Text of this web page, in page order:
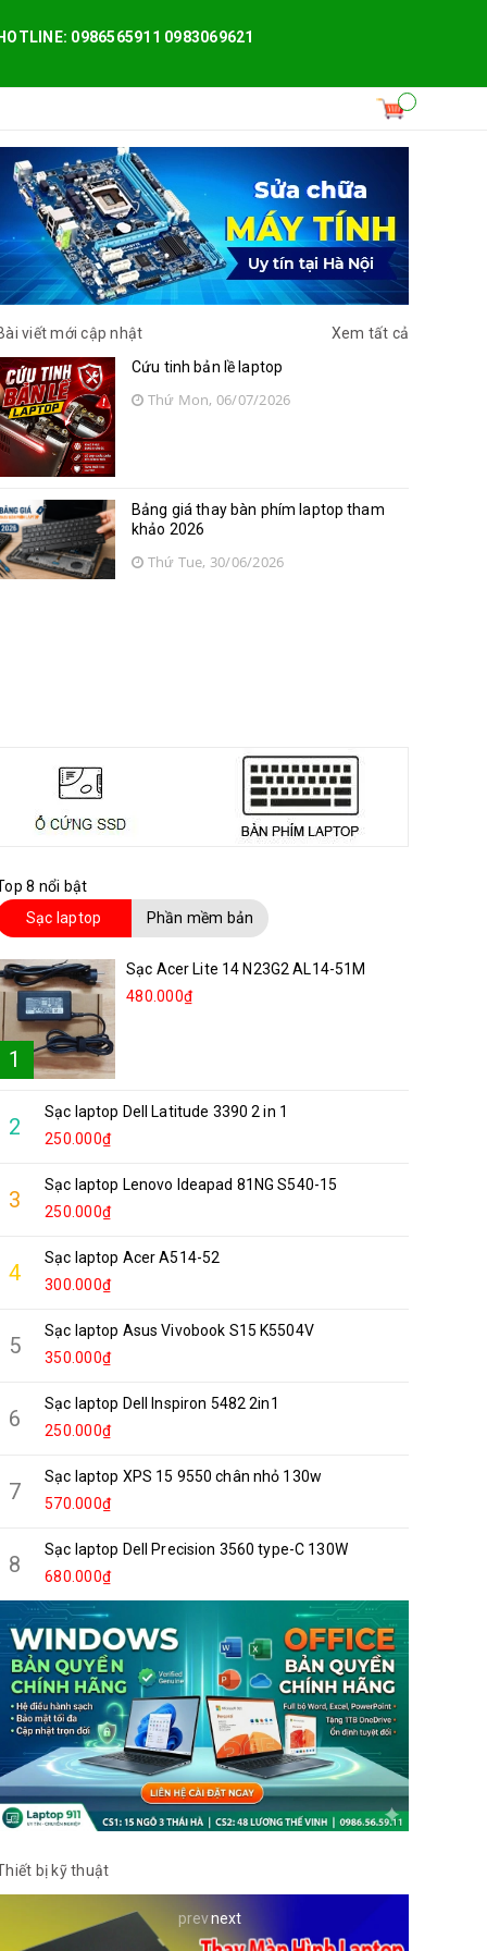
HOTLINE: 0986565911 0983069621
viết mới cập nhật
Xem tất cả
Cứu tinh bản lề laptop
Thứ Mon, 06/07/2026
Bảng giá thay bàn phím laptop tham
khảo 2026
Thứ Tue, 30/06/2026
prevnext
8 nổi bật
Sạc laptop
Phần mềm bản
1
Sạc Acer Lite 14 N23G2 AL14-51M
480.000₫
2
Sạc laptop Dell Latitude 3390 2 in 1
250.000₫
3
Sạc laptop Lenovo Ideapad 81NG S540-15
250.000₫
4
Sạc laptop Acer A514-52
300.000₫
5
Sạc laptop Asus Vivobook S15 K5504V
350.000₫
6
Sạc laptop Dell Inspiron 5482 2in1
250.000₫
7
Sạc laptop XPS 15 9550 chân nhỏ 130w
570.000₫
8
Sạc laptop Dell Precision 3560 type-C 130W
680.000₫
bị kỹ thuật